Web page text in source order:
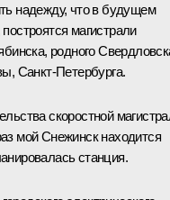
надежду, что в будущем
магистрали
родного
Санкт-Петербурга.
скоростной
мой Снежинск находится
станция.